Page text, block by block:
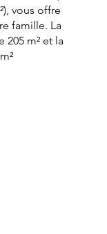
vous offre
famille. La
205 m² et la